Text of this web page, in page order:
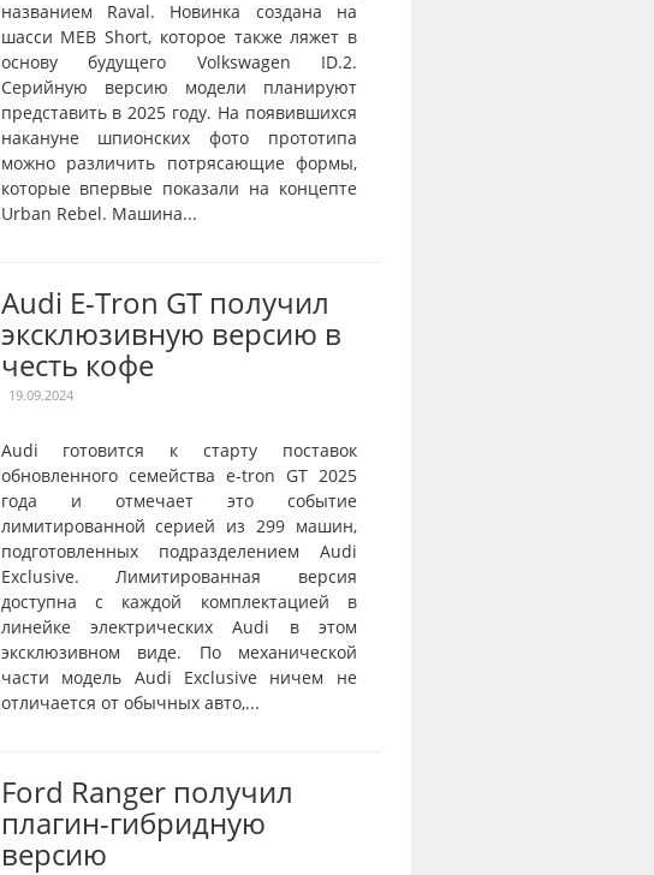
названием Raval. Новинка создана на
шасси MEB Short, которое также ляжет в
основу будущего Volkswagen ID.2.
Серийную версию модели планируют
представить в 2025 году. На появившихся
накануне шпионских фото прототипа
можно различить потрясающие формы,
которые впервые показали на концепте
Urban Rebel. Машина...
Audi E-Tron GT получил
эксклюзивную версию в
честь кофе
19.09.2024
Audi готовится к старту поставок
обновленного семейства e-tron GT 2025
года и отмечает это событие
лимитированной серией из 299 машин,
подготовленных подразделением Audi
Exclusive. Лимитированная версия
доступна с каждой комплектацией в
линейке электрических Audi в этом
эксклюзивном виде. По механической
части модель Audi Exclusive ничем не
отличается от обычных авто,...
Ford Ranger получил
плагин-гибридную
версию